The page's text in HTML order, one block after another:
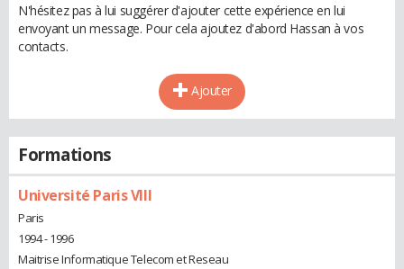
N'hésitez pas à lui suggérer d'ajouter cette expérience en lui
envoyant un message. Pour cela ajoutez d'abord Hassan à vos
contacts.
Ajouter
Formations
Université Paris VIII
Paris
1994 - 1996
Maitrise Informatique Telecom et Reseau